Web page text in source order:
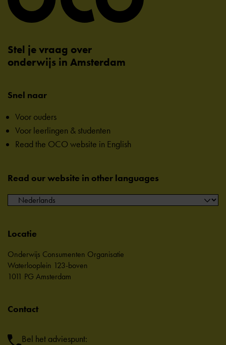
Stel je vraag over
onderwijs in Amsterdam
Snel naar
Voor ouders
Voor leerlingen & studenten
Read the OCO website in English
Read our website in other languages
Locatie
Onderwijs Consumenten Organisatie
Waterlooplein 123-boven
1011 PG Amsterdam
Contact
Bel het adviespunt: